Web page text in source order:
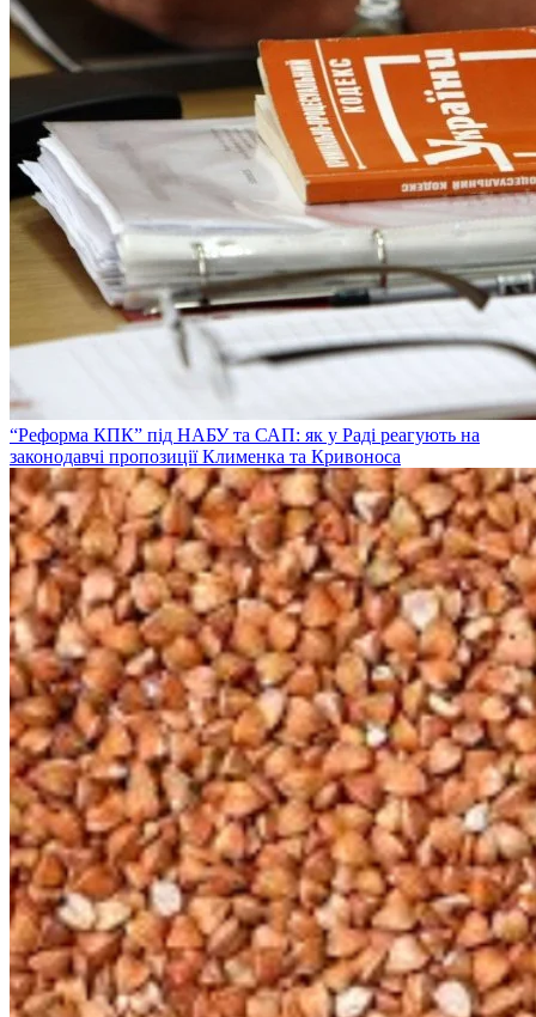
“Реформа КПК” під НАБУ та САП: як у Раді реагують на
законодавчі пропозиції Клименка та Кривоноса